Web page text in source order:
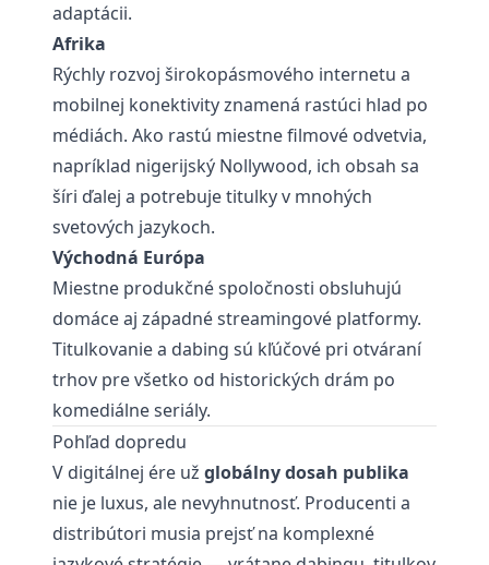
adaptácii.
Afrika
Rýchly rozvoj širokopásmového internetu a
mobilnej konektivity znamená rastúci hlad po
médiách. Ako rastú miestne filmové odvetvia,
napríklad nigerijský Nollywood, ich obsah sa
šíri ďalej a potrebuje titulky v mnohých
svetových jazykoch.
Východná Európa
Miestne produkčné spoločnosti obsluhujú
domáce aj západné streamingové platformy.
Titulkovanie a dabing sú kľúčové pri otváraní
trhov pre všetko od historických drám po
komediálne seriály.
Pohľad dopredu
V digitálnej ére už globálny dosah publika
nie je luxus, ale nevyhnutnosť. Producenti a
distribútori musia prejsť na komplexné